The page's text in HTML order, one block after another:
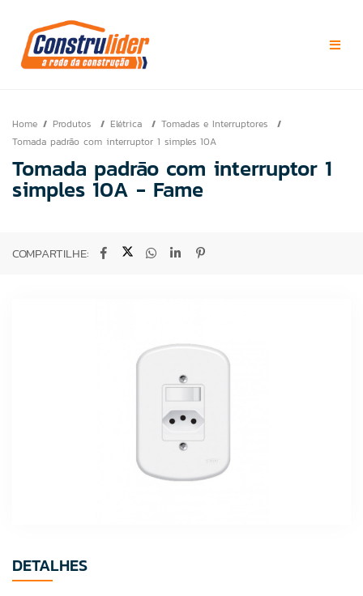
Home Produtos Elétrica
Tomadas e Interruptores
Tomada padrão com interruptor 1 simples 10A
Tomada padrão com interruptor 1
simples 10A - Fame
COMPARTILHE:
DETALHES